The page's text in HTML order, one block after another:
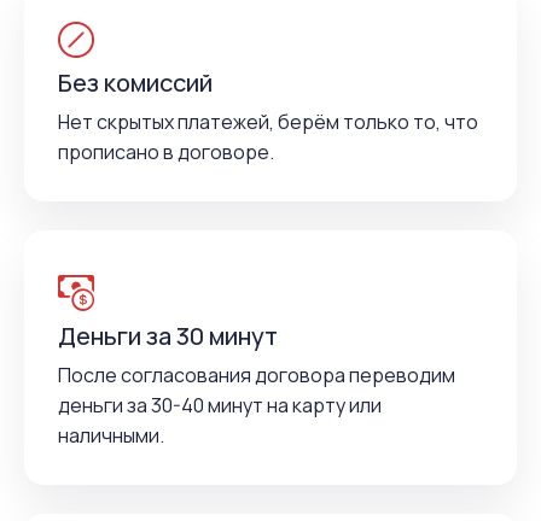
Без комиссий
Нет скрытых платежей, берём только то, что
прописано в договоре.
Деньги за 30 минут
После согласования договора переводим
деньги за 30-40 минут на карту или
наличными.